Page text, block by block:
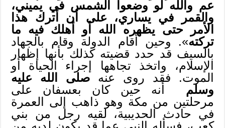
عم والله لو وضعوا الشمس في يميني،
والقمر في يساري، على أن أترك هذا
الأمر حتى يظهره الله أو أهلك فيه ما
تركته». وحين أقام الدولة وقام بالجهاد
بالسيف قد حدد قضيته كذلك بأنها إظهار
الإسلام، واتخذ تجاهها إجراء الحياة أو
الموت. فقد روى عنه صلى الله عليه
وسلم أنه حين كان بعسفان على
مرحلتين من مكة وهو ذاهب إلى العمرة
في حادث الحديبية، لقيه رجل من بني